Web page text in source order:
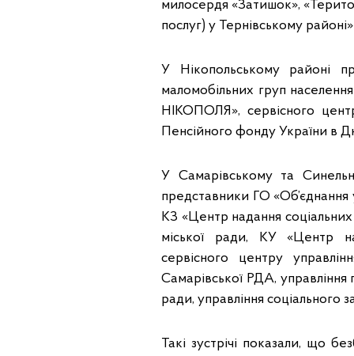
милосердя «Затишок»,
послуг) у Тернівському
У Нікопольському районі
маломобільних груп
НІКОПОЛЯ», сервісного
Пенсійного фонду України в
У Самарівському та
представники ГО
КЗ «Центр надання соціальних
міської ради, КУ «Центр
сервісного центру
Самарівської РДА, управління
ради, управління соціального
Такі зустрічі показали, що